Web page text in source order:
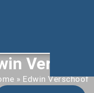
Verschoof
» Edwin Verschoof